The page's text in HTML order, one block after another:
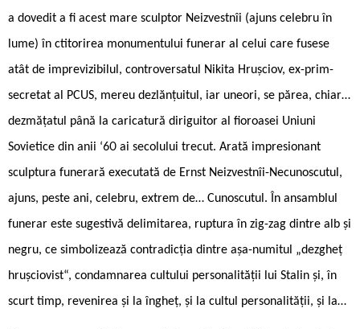
a dovedit a fi acest mare sculptor Neizvestnîi (ajuns celebru în
lume) în ctitorirea monumentului funerar al celui care fusese
atât de imprevizibilul, controversatul Nikita Hrușciov, ex-prim-
secretat al PCUS, mereu dezlănțuitul, iar uneori, se părea, chiar…
dezmățatul până la caricatură diriguitor al fioroasei Uniuni
Sovietice din anii ‘60 ai secolului trecut. Arată impresionant
sculptura funerară executată de Ernst Neizvestnîi-Necunoscutul,
ajuns, peste ani, celebru, extrem de… Cunoscutul. În ansamblul
funerar este sugestivă delimitarea, ruptura în zig-zag dintre alb și
negru, ce simbolizează contradicția dintre așa-numitul „dezgheț
hrușciovist“, condamnarea cultului personalității lui Stalin și, în
scurt timp, revenirea și la îngheț, și la cultul personalității, și la…